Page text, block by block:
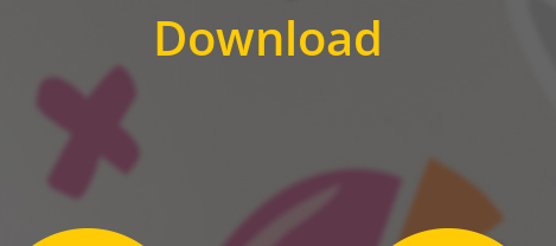
Download